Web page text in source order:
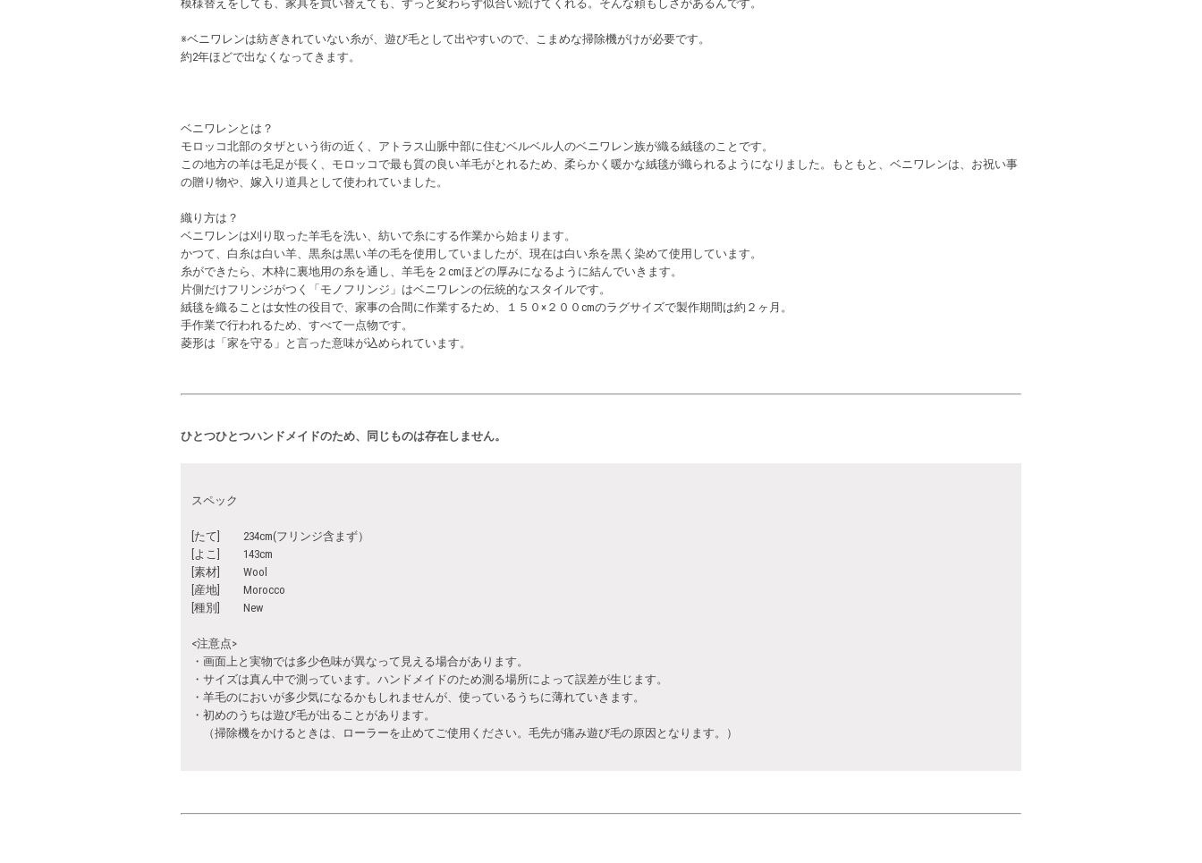
模様替えをしても、家具を買い替えても、ずっと変わらず似合い続けてくれる。そんな頼もしさがあるんです。
※ベニワレンは紡ぎきれていない糸が、遊び毛として出やすいので、こまめな掃除機がけが必要です。
約2年ほどで出なくなってきます。
ベニワレンとは？
モロッコ北部のタザという街の近く、アトラス山脈中部に住むベルベル人のベニワレン族が織る絨毯のことです。
この地方の羊は毛足が長く、モロッコで最も質の良い羊毛がとれるため、柔らかく暖かな絨毯が織られるようになりました。もともと、ベニワレンは、お祝い事
の贈り物や、嫁入り道具として使われていました。
織り方は？
ベニワレンは刈り取った羊毛を洗い、紡いで糸にする作業から始まります。
かつて、白糸は白い羊、黒糸は黒い羊の毛を使用していましたが、現在は白い糸を黒く染めて使用しています。
糸ができたら、木枠に裏地用の糸を通し、羊毛を２cmほどの厚みになるように結んでいきます。
片側だけフリンジがつく「モノフリンジ」はベニワレンの伝統的なスタイルです。
絨毯を織ることは女性の役目で、家事の合間に作業するため、１５０×２００cmのラグサイズで製作期間は約２ヶ月。
手作業で行われるため、すべて一点物です。
菱形は「家を守る」と言った意味が込められています。
ひとつひとつハンドメイドのため、同じものは存在しません。
スペック
[たて] 234cm(フリンジ含まず）
[よこ] 143cm
[素材] Wool
[産地] Morocco
[種別] New
<注意点>
・画面上と実物では多少色味が異なって見える場合があります。
・サイズは真ん中で測っています。ハンドメイドのため測る場所によって誤差が生じます。
・羊毛のにおいが多少気になるかもしれませんが、使っているうちに薄れていきます。
・初めのうちは遊び毛が出ることがあります。
（掃除機をかけるときは、ローラーを止めてご使用ください。毛先が痛み遊び毛の原因となります。）